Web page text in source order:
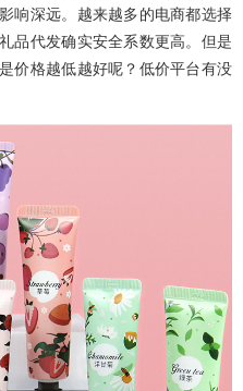
响深远。越来越多的电商都选择
品代发确实安全系数更高。但是
价格越低越好呢？低价平台有没